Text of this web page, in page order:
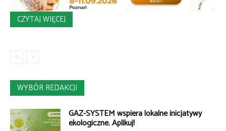
CZYTAJ WIĘCEJ
WYBÓR REDAKCJI
GAZ-SYSTEM wspiera lokalne inicjatywy
ekologiczne. Aplikuj!